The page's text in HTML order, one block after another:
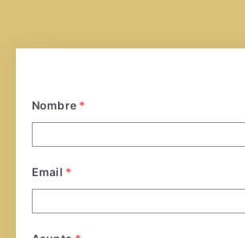
Nombre *
Email *